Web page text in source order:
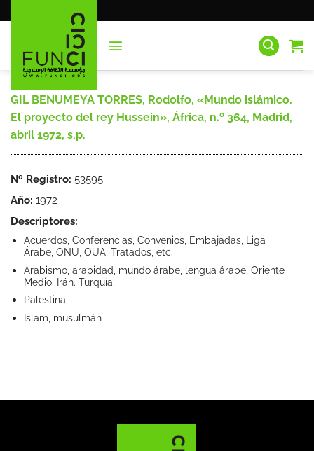
al
GIL BENUMEYA TORRES, Rodolfo, «Mundo islámico.
El proyecto del rey Hussein», África, n.º 364, Madrid,
abril 1972, s.p.
Nº Registro: 53595
Año: 1972
Descriptores:
Acuerdos, Conferencias, Convenios, Embajadas, Liga
Árabe, ONU, OUA, Tratados, etc.
Arabismo, arabidad, mundo árabe, lengua árabe, Oriente
Medio. Irán. Turquía.
Palestina
Islam, musulmán